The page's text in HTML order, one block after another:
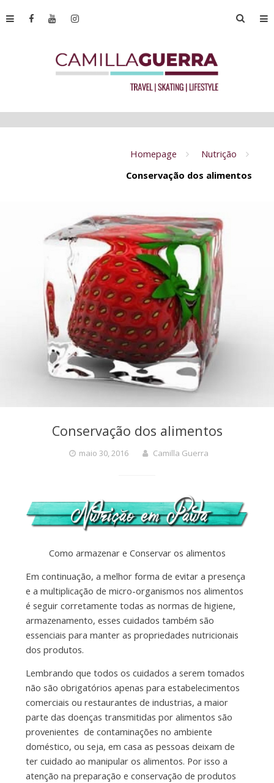
Homepage
Nutrição
Conservação dos alimentos
Conservação dos alimentos
maio 30, 2016 Camilla Guerra
Como armazenar e Conservar os alimentos
Em continuação, a melhor forma de evitar a presença
e a multiplicação de micro-organismos nos alimentos
é seguir corretamente todas as normas de higiene,
armazenamento, esses cuidados também são
essenciais para manter as propriedades nutricionais
dos produtos.
Lembrando que todos os cuidados a serem tomados
não são obrigatórios apenas para estabelecimentos
comerciais ou restaurantes de industrias, a maior
parte das doenças transmitidas por alimentos são
provenientes de contaminações no ambiente
doméstico, ou seja, em casa as pessoas deixam de
ter cuidado ao manipular os alimentos. Por isso a
atenção na preparação e conservação de produtos